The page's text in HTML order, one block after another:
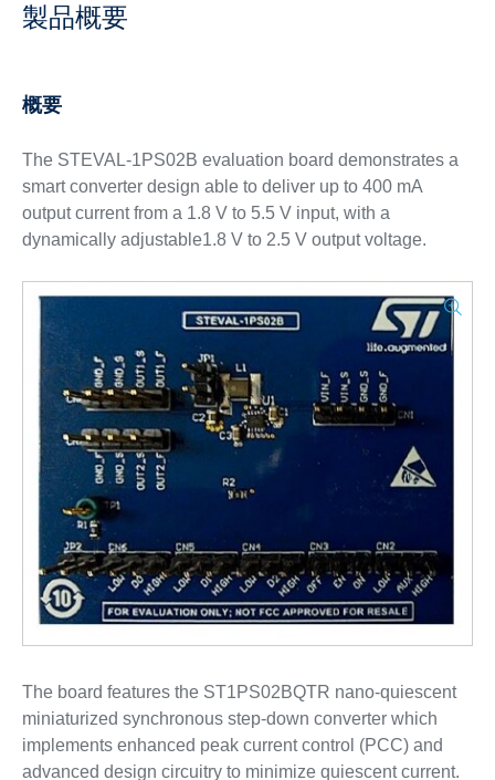
製品概要
概要
The STEVAL-1PS02B evaluation board demonstrates a
smart converter design able to deliver up to 400 mA
output current from a 1.8 V to 5.5 V input, with a
dynamically adjustable1.8 V to 2.5 V output voltage.
The board features the ST1PS02BQTR nano-quiescent
miniaturized synchronous step-down converter which
implements enhanced peak current control (PCC) and
advanced design circuitry to minimize quiescent current.